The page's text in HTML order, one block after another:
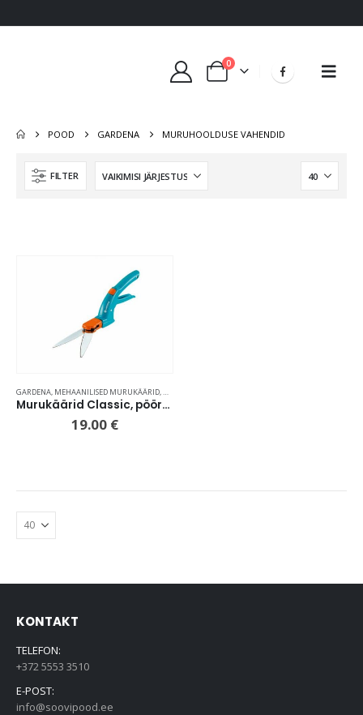
0
POOD GARDENA MURUHOOLDUSE VAHENDID
FILTER
GARDENA, MEHAANILISED MURUKÄÄRID,MURUHOOLDUSE VAHENDID
Murukäärid Classic, pööratavad
19.00 €
KONTAKT
TELEFON:
+372 5553 3510
E-POST:
info@soovipood.ee